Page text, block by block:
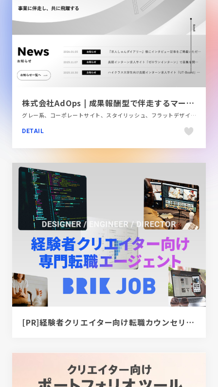
株式会社AdOps | 成果報酬型で伴走するマーケティング支援会社
グレー系、コーポレートサイト、スタイリッシュ、フラットデザイン、金融・法律・人材・専門職
DETAIL
[PR]経験者クリエイター向け転職カウンセリング｜デザイナー / ディレクター / エンジニア